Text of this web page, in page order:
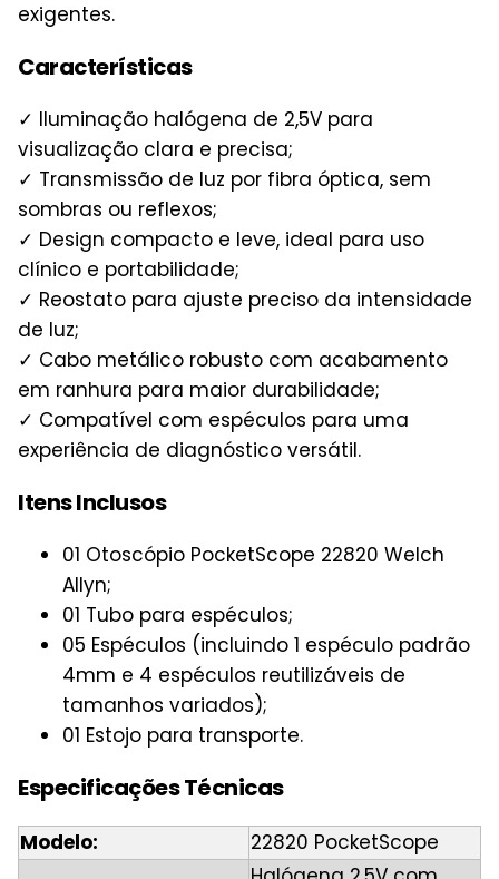
exigentes.
Características
✓ Iluminação halógena de 2,5V para
visualização clara e precisa;
✓ Transmissão de luz por fibra óptica, sem
sombras ou reflexos;
✓ Design compacto e leve, ideal para uso
clínico e portabilidade;
✓ Reostato para ajuste preciso da intensidade
de luz;
✓ Cabo metálico robusto com acabamento
em ranhura para maior durabilidade;
✓ Compatível com espéculos para uma
experiência de diagnóstico versátil.
Itens Inclusos
01 Otoscópio PocketScope 22820 Welch
Allyn;
01 Tubo para espéculos;
05 Espéculos (incluindo 1 espéculo padrão
4mm e 4 espéculos reutilizáveis de
tamanhos variados);
01 Estojo para transporte.
Especificações Técnicas
Modelo:
22820 PocketScope